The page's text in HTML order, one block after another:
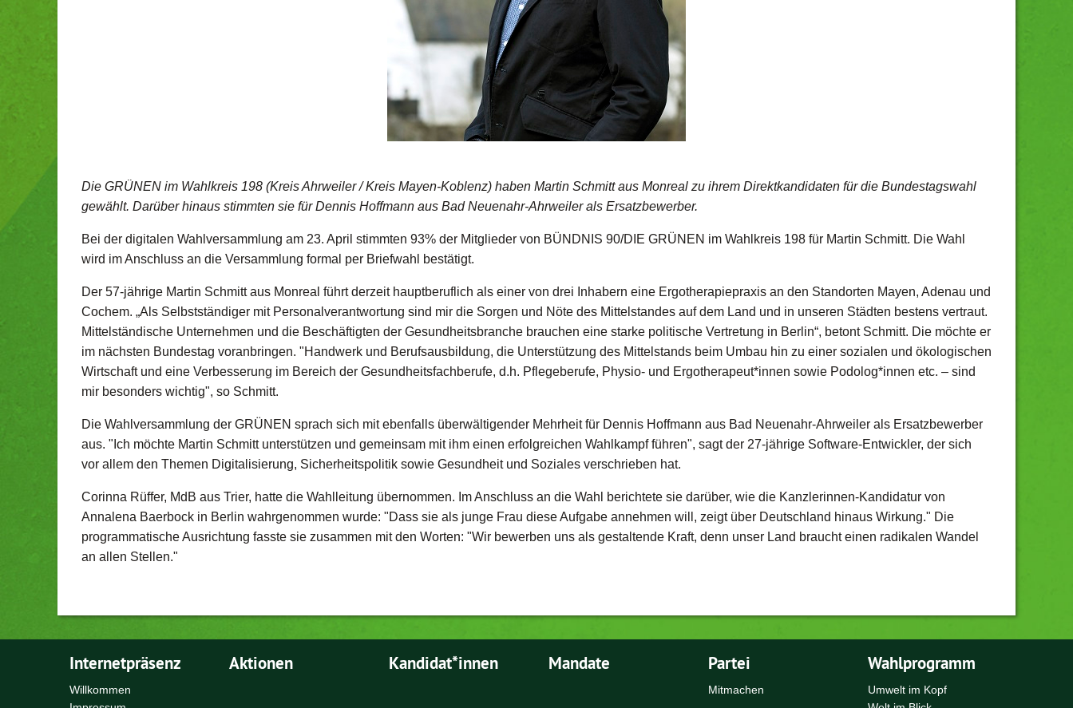
Die GRÜNEN im Wahlkreis 198 (Kreis Ahrweiler / Kreis Mayen-Koblenz) haben Martin Schmitt aus Monreal zu ihrem Direktkandidaten für die Bundestagswahl
gewählt. Darüber hinaus stimmten sie für Dennis Hoffmann aus Bad Neuenahr-Ahrweiler als Ersatzbewerber.
Bei der digitalen Wahlversammlung am 23. April stimmten 93% der Mitglieder von BÜNDNIS 90/DIE GRÜNEN im Wahlkreis 198 für Martin Schmitt. Die Wahl
wird im Anschluss an die Versammlung formal per Briefwahl bestätigt.
Der 57-jährige Martin Schmitt aus Monreal führt derzeit hauptberuflich als einer von drei Inhabern eine Ergotherapiepraxis an den Standorten Mayen, Adenau und
Cochem. „Als Selbstständiger mit Personalverantwortung sind mir die Sorgen und Nöte des Mittelstandes auf dem Land und in unseren Städten bestens vertraut.
Mittelständische Unternehmen und die Beschäftigten der Gesundheitsbranche brauchen eine starke politische Vertretung in Berlin“, betont Schmitt. Die möchte er
im nächsten Bundestag voranbringen. "Handwerk und Berufsausbildung, die Unterstützung des Mittelstands beim Umbau hin zu einer sozialen und ökologischen
Wirtschaft und eine Verbesserung im Bereich der Gesundheitsfachberufe, d.h. Pflegeberufe, Physio- und Ergotherapeut*innen sowie Podolog*innen etc. – sind
mir besonders wichtig", so Schmitt.
Die Wahlversammlung der GRÜNEN sprach sich mit ebenfalls überwältigender Mehrheit für Dennis Hoffmann aus Bad Neuenahr-Ahrweiler als Ersatzbewerber
aus. "Ich möchte Martin Schmitt unterstützen und gemeinsam mit ihm einen erfolgreichen Wahlkampf führen", sagt der 27-jährige Software-Entwickler, der sich
vor allem den Themen Digitalisierung, Sicherheitspolitik sowie Gesundheit und Soziales verschrieben hat.
Corinna Rüffer, MdB aus Trier, hatte die Wahlleitung übernommen. Im Anschluss an die Wahl berichtete sie darüber, wie die Kanzlerinnen-Kandidatur von
Annalena Baerbock in Berlin wahrgenommen wurde: "Dass sie als junge Frau diese Aufgabe annehmen will, zeigt über Deutschland hinaus Wirkung." Die
programmatische Ausrichtung fasste sie zusammen mit den Worten: "Wir bewerben uns als gestaltende Kraft, denn unser Land braucht einen radikalen Wandel
an allen Stellen."
Internetpräsenz
Willkommen
Aktionen Kandidat*innen Mandate Partei
Mitmachen
Wahlprogramm
Umwelt im Kopf